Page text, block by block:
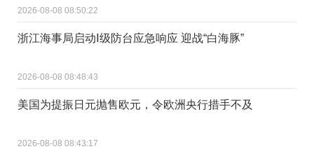
2026-08-08 08:50:22
浙江海事局启动Ⅰ级防台应急响应 迎战“白海豚”
2026-08-08 08:48:43
美国为提振日元抛售欧元，令欧洲央行措手不及
2026-08-08 08:43:17